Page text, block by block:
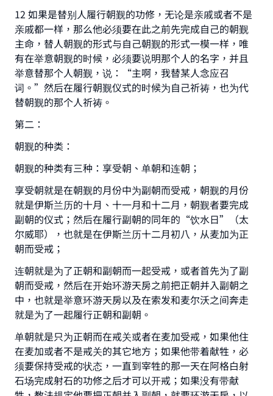
12 如果是替别人履行朝觐的功修，无论是亲戚或者不是
亲戚都一样，那么他必须要在此之前先完成自己的朝觐
主命，替人朝觐的形式与自己朝觐的形式一模一样，唯
有在举意朝觐的时候，必须要说明那个人的名字，并且
举意替那个人朝觐，说：“主啊，我替某人念应召
词。”然后在履行朝觐仪式的时候为自己祈祷，也为代
替朝觐的那个人祈祷。
第二：
朝觐的种类：
朝觐的种类有三种：享受朝、单朝和连朝；
享受朝就是在朝觐的月份中为副朝而受戒，朝觐的月份
就是伊斯兰历的十月、十一月和十二月，朝觐者要完成
副朝的仪式；然后在履行副朝的同年的“饮水日”（太
尔威耶），也就是在伊斯兰历十二月初八，从麦加为正
朝而受戒；
连朝就是为了正朝和副朝而一起受戒，或者首先为了副
朝而受戒，然后在开始环游天房之前把正朝并入副朝之
中，也就是举意环游天房以及在索发和麦尔沃之间奔走
就是为了一起履行正朝和副朝。
单朝就是只为正朝而在戒关或者在麦加受戒，如果他住
在麦加或者不是戒关的其它地方；如果他带着献牲，必
须要保持受戒的状态，一直到宰牲的那一天在阿格白射
石场完成射石的功修之后才可以开戒；如果没有带献
Support IslamQA